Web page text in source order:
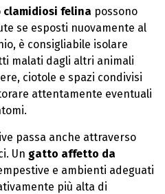
clamidiosi felina possono
se esposti nuovamente al
è consigliabile isolare
malati dagli altri animali
ciotole e spazi condivisi
attentamente eventuali
passa anche attraverso
Un gatto affetto da
e ambienti adeguati
più alta di